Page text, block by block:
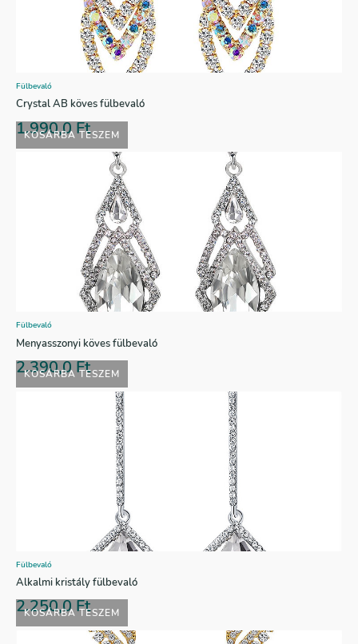
KOSÁRBA TESZEM
Fülbevaló
Crystal AB köves fülbevaló
1.990,0Ft
KOSÁRBA TESZEM
Fülbevaló
Menyasszonyi köves fülbevaló
2.390,0Ft
KOSÁRBA TESZEM
Fülbevaló
Alkalmi kristály fülbevaló
2.250,0Ft